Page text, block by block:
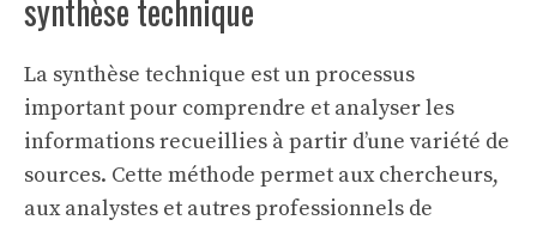
synthèse technique
La synthèse technique est un processus
important pour comprendre et analyser les
informations recueillies à partir d’une variété de
sources. Cette méthode permet aux chercheurs,
aux analystes et autres professionnels de